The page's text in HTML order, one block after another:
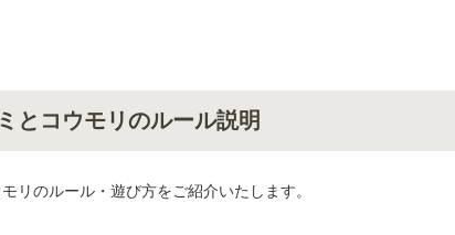
とコウモリのルール説明
リのルール・遊び方をご紹介いたします。